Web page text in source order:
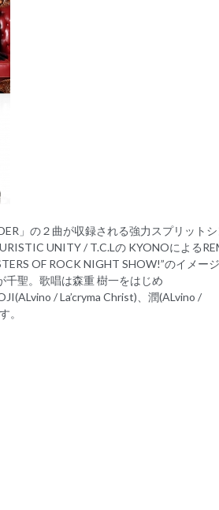
」の２曲が収録される強力スプリット
UNITY / T.C.Lの KYONOによる
OF ROCK NIGHT SHOW!”のイメー
千聖。歌唱は森重 樹一をはじめ
/ La’cryma Christ)、潤(ALvino /
。